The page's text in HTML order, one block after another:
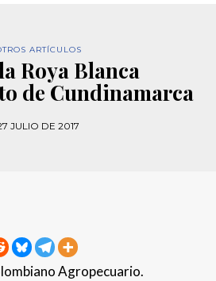
ARTÍCULOS
Roya Blanca
de Cundinamarca
JULIO DE 2017
Agropecuario.